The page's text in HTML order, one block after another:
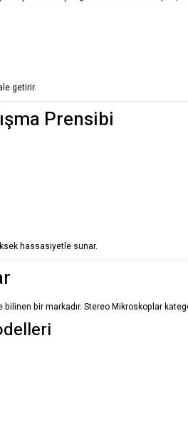
getirir.
Prensibi
hassasiyetle sunar.
bir markadır. Stereo Mikroskoplar